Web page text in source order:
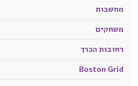
מחשבות
משחקים
רחובות הכרך
Boston Grid